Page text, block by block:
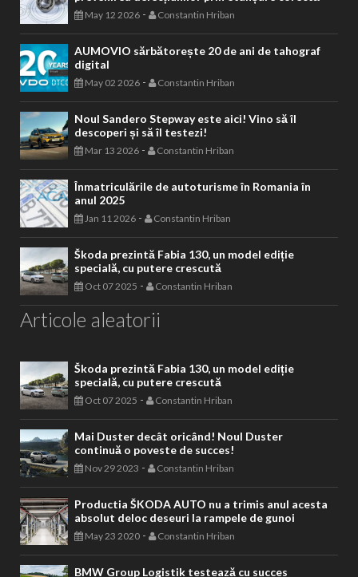
May 12 2026 - Constantin Hriban
AUMOVIO sărbătorește 20 de ani de tahograf
digital
May 02 2026 - Constantin Hriban
Noul Sandero Stepway este aici! Vino să îl
descoperi și să îl testezi!
Mar 13 2026 - Constantin Hriban
Înmatriculările de autoturisme în Romania în
anul 2025
Jan 11 2026 - Constantin Hriban
Škoda prezintă Fabia 130, un model ediție
specială, cu putere crescută
Oct 07 2025 - Constantin Hriban
Articole aleatorii
Škoda prezintă Fabia 130, un model ediție
specială, cu putere crescută
Oct 07 2025 - Constantin Hriban
Mai Duster decât oricând! Noul Duster
continuă o poveste de succes!
Nov 29 2023 - Constantin Hriban
Productia ŠKODA AUTO nu a trimis anul acesta
absolut deloc deseuri la rampele de gunoi
May 23 2020 - Constantin Hriban
BMW Group Logistik testează cu succes